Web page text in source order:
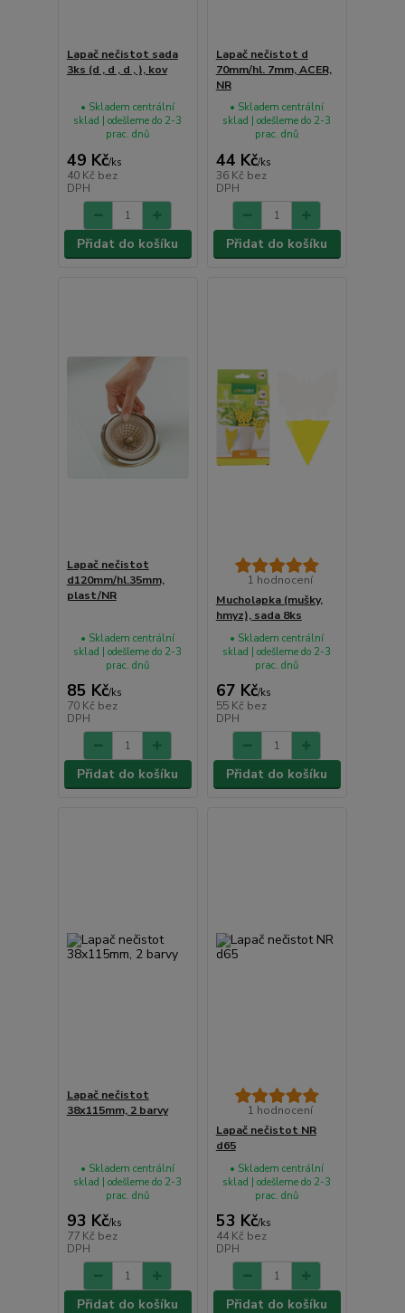
Lapač nečistot sada
3ks (d , d , d , ), kov
49 Kč/ks
40 Kč bez
DPH
• Skladem centrální
sklad | odešleme do 2-3
prac. dnů
Přidat do košíku
Lapač nečistot d
70mm/hl. 7mm, ACER,
NR
44 Kč/ks
36 Kč bez
DPH
• Skladem centrální
sklad | odešleme do 2-3
prac. dnů
Přidat do košíku
Lapač nečistot
d120mm/hl.35mm,
plast/NR
85 Kč/ks
70 Kč bez
DPH
• Skladem centrální
sklad | odešleme do 2-3
prac. dnů
Přidat do košíku
1 hodnocení
Mucholapka (mušky,
hmyz), sada 8ks
67 Kč/ks
55 Kč bez
DPH
• Skladem centrální
sklad | odešleme do 2-3
prac. dnů
Přidat do košíku
Lapač nečistot
38x115mm, 2 barvy
93 Kč/ks
77 Kč bez
DPH
• Skladem centrální
sklad | odešleme do 2-3
prac. dnů
Přidat do košíku
1 hodnocení
Lapač nečistot NR
d65
53 Kč/ks
44 Kč bez
DPH
• Skladem centrální
sklad | odešleme do 2-3
prac. dnů
Přidat do košíku